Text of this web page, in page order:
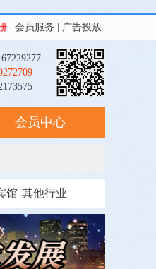
会员服务 广告投放
会员中心
馆 其他行业